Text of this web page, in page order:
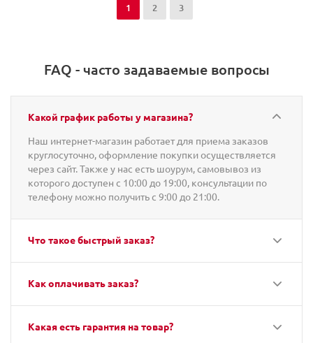
1 2 3
FAQ - часто задаваемые вопросы
Какой график работы у магазина?
Наш интернет-магазин работает для приема заказов
круглосуточно, оформление покупки осуществляется
через сайт. Также у нас есть шоурум, самовывоз из
которого доступен с 10:00 до 19:00, консультации по
телефону можно получить с 9:00 до 21:00.
Что такое быстрый заказ?
Как оплачивать заказ?
Какая есть гарантия на товар?